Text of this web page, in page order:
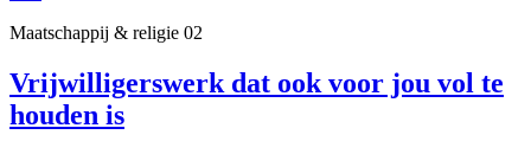
Maatschappij & religie 02
Vrijwilligerswerk dat ook voor jou vol te
houden is